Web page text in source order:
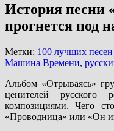
История
прогнется под
Метки: 100 лучших песен
Машина Времени,
Альбом «Отрываясь»
ценителей русского
композициями. Чего
«Проводница» или «Он